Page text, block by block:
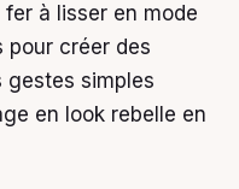
à lisser en mode
créer des
gestes simples
en look rebelle en